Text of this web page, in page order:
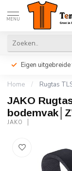
MENU
Eigen
Home / Rugtas
JAKO
JAKO